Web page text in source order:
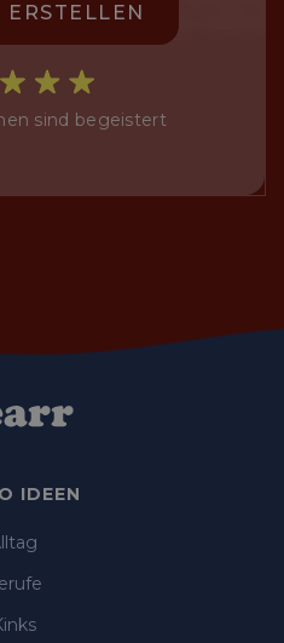
ERSTELLEN
sind begeistert
IDEEN